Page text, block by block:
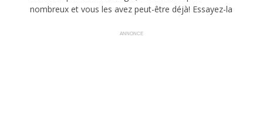
nombreux et vous les avez peut-être déjà! Essayez-la
ANNONCE